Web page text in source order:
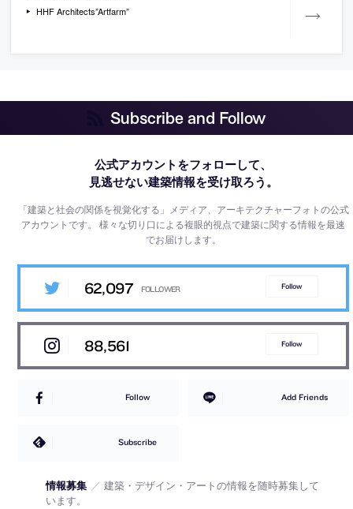
HHF Architects”Artfarm”
Subscribe and Follow
公式アカウントをフォローして、
見逃せない建築情報を受け取ろう。
「建築と社会の関係を視覚化する」メディア、アーキテクチャーフォトの公式
アカウントです。様々な切り口による複眼的視点で建築に関する情報を最速
でお届けします。
62,097 Follow
88,561 Follow
Follow Add Friends
Subscribe
情報募集 ／ 建築・デザイン・アートの情報を随時募集して
います。